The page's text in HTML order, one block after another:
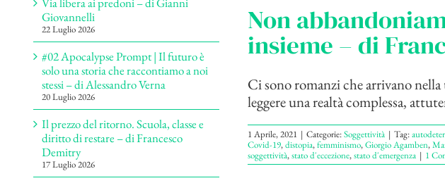
Non
insieme – di
Ci sono romanzi che arrivano
leggere una realtà complessa,
1 Aprile, 2021 | Categorie:Soggettività | Tag:
Covid-19,distopia,femminismo,Giorgio Agamben,
soggettività,stato d'eccezione,stato d'emergenza | 1
Giovannelli
22 Luglio 2026
#02 Apocalypse Prompt | Il futuro è
solo una storia che raccontiamo a noi
stessi – di Alessandro Verna
20 Luglio 2026
Il prezzo del ritorno. Scuola, classe e
diritto di restare – di Francesco
Demitry
17 Luglio 2026